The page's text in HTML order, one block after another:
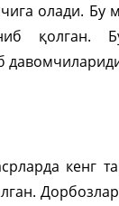
олади. Бу
қолган.
кенг